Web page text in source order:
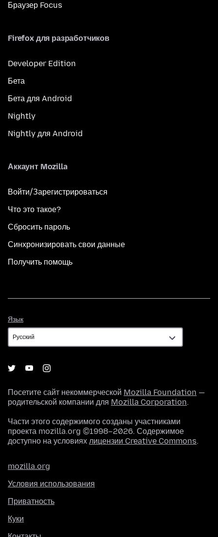
Браузер Focus
Firefox для разработчиков
Developer Edition
Бета
Бета для Android
Nightly
Nightly для Android
Аккаунт Mozilla
Войти/Зарегистрироваться
Что это такое?
Сбросить пароль
Синхронизировать свои данные
Получить помощь
Язык
Посетите сайт некоммерческой Mozilla Foundation —
родительской компании для Mozilla Corporation.
Части этого содержимого созданы участниками
проекта mozilla.org ©1998–2026. Содержимое
доступно на условиях лицензии Creative Commons.
mozilla.org
Условия использования
Приватность
Куки